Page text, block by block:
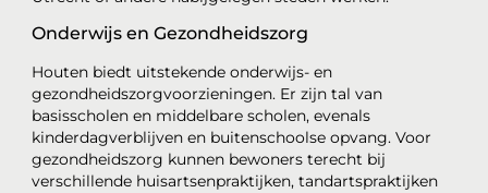
Onderwijs en Gezondheidszorg
Houten biedt uitstekende onderwijs- en
gezondheidszorgvoorzieningen. Er zijn tal van
basisscholen en middelbare scholen, evenals
kinderdagverblijven en buitenschoolse opvang. Voor
gezondheidszorg kunnen bewoners terecht bij
verschillende huisartsenpraktijken, tandartspraktijken